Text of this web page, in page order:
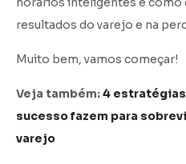
resultados do varejo e na
Muito bem, vamos começar!
Veja também:4 estratégias
sucesso fazem para
varejo